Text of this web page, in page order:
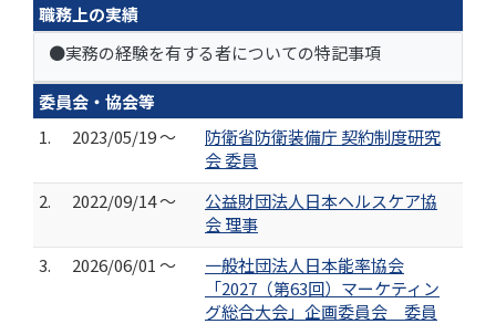
職務上の実績
●実務の経験を有する者についての特記事項
委員会・協会等
1.
2023/05/19 ～
防衛省防衛装備庁 契約制度研究
会 委員
2.
2022/09/14 ～
公益財団法人日本ヘルスケア協
会 理事
3.
2026/06/01 ～
一般社団法人日本能率協会
「2027（第63回）マーケティン
グ総合大会」企画委員会 委員